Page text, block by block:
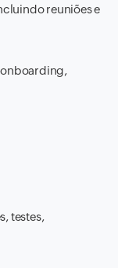
reuniões e
onboarding,
testes,